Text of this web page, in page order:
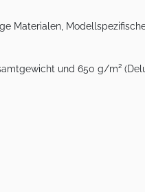
Materialen,
und 650 g/m²